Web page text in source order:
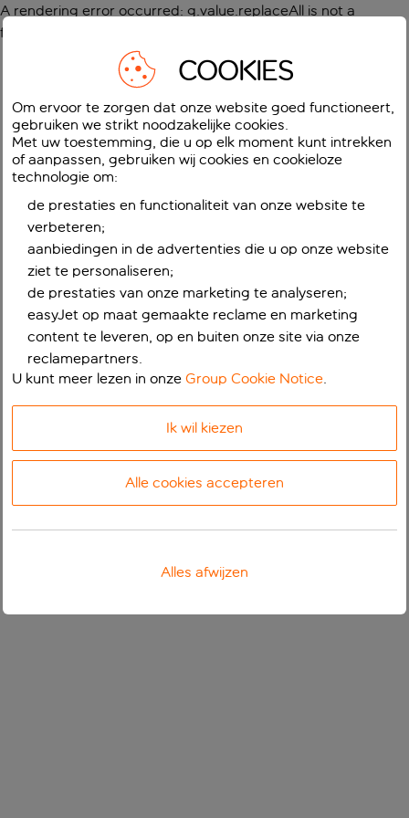
A rendering error occurred: g.value.replaceAll is not a
function
COOKIES
Om ervoor te zorgen dat onze website goed functioneert,
gebruiken we strikt noodzakelijke cookies.
Met uw toestemming, die u op elk moment kunt intrekken
of aanpassen, gebruiken wij cookies en cookieloze
technologie om:
de prestaties en functionaliteit van onze website te
verbeteren;
aanbiedingen in de advertenties die u op onze website
ziet te personaliseren;
de prestaties van onze marketing te analyseren;
easyJet op maat gemaakte reclame en marketing
content te leveren, op en buiten onze site via onze
reclamepartners.
U kunt meer lezen in onzeGroup Cookie Notice.
Ik wil kiezen
Alle cookies accepteren
Alles afwijzen